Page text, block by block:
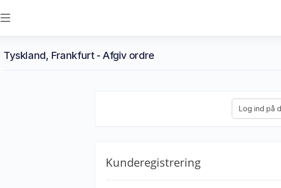
Tyskland, Frankfurt - Afgiv ordre
Kunderegistrering